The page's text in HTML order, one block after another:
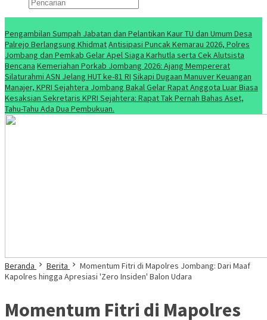
Pengambilan Sumpah Jabatan dan Pelantikan Kaur TU dan Umum Desa
Palrejo Berlangsung KhidmatAntisipasi Puncak Kemarau 2026, Polres
Jombang dan Pemkab Gelar Apel Siaga Karhutla serta Cek Alutsista
Bencana Kemeriahan Porkab Jombang 2026: Ajang Mempererat
Silaturahmi ASN Jelang HUT ke-81 RI Sikapi Dugaan Manuver Keuangan
Manajer, KPRI Sejahtera Jombang Bakal Gelar Rapat Anggota Luar Biasa
Kesaksian Sekretaris KPRI Sejahtera: Rapat Tak Pernah Bahas Aset,
Tahu-Tahu Ada Dua Pembukuan.
Beranda Berita
Momentum Fitri di Mapolres Jombang: Dari Maaf
Kapolres hingga Apresiasi 'Zero Insiden' Balon Udara
Momentum Fitri di Mapolres